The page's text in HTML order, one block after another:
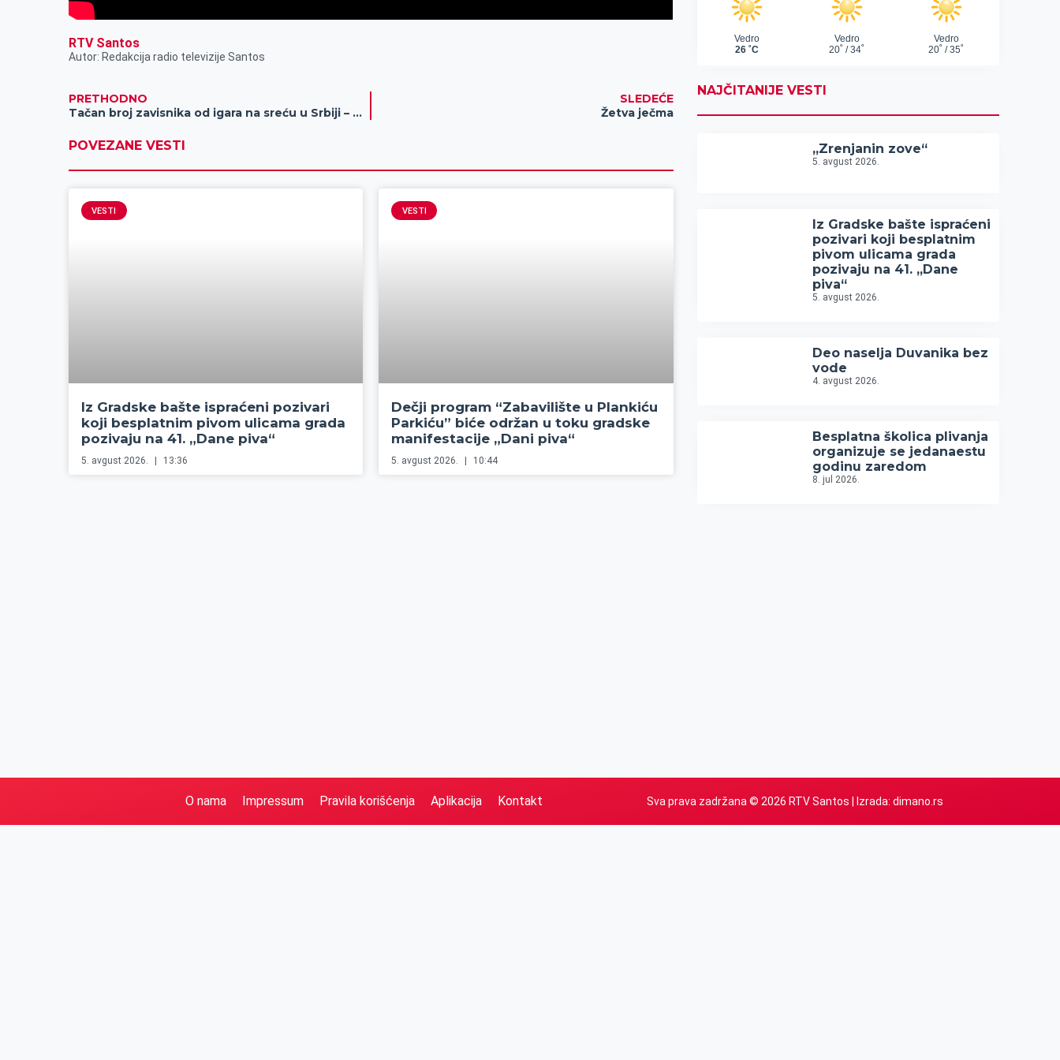
RTV Santos
Autor: Redakcija radio televizije Santos
PRETHODNO
Tačan broj zavisnika od igara na sreću u Srbiji – ovi podaci šokiraće mnoge
SLEDEĆE
Žetva ječma
POVEZANE VESTI
VESTI
Iz Gradske bašte ispraćeni pozivari
koji besplatnim pivom ulicama grada
pozivaju na 41. „Dane piva“
5. avgust 2026. 13:36
VESTI
Dečji program “Zabavilište u Plankiću
Parkiću” biće održan u toku gradske
manifestacije „Dani piva“
5. avgust 2026. 10:44
NAJČITANIJE VESTI
„Zrenjanin zove“
5. avgust 2026.
Iz Gradske bašte ispraćeni
pozivari koji besplatnim
pivom ulicama grada
pozivaju na 41. „Dane
piva“
5. avgust 2026.
Deo naselja Duvanika bez
vode
4. avgust 2026.
Besplatna školica plivanja
organizuje se jedanaestu
godinu zaredom
8. jul 2026.
O nama Impressum Pravila korišćenja Aplikacija Kontakt Sva prava zadržana © 2026 RTV Santos | Izrada: dimano.rs